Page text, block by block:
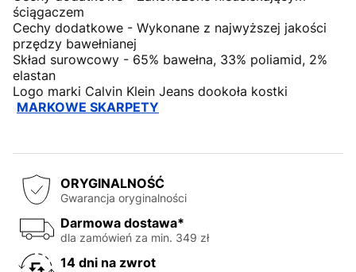
ściągaczem
Cechy dodatkowe - Wykonane z najwyższej jakości
przędzy bawełnianej
Skład surowcowy - 65% bawełna, 33% poliamid, 2%
elastan
Logo marki Calvin Klein Jeans dookoła kostki
MARKOWE SKARPETY
ORYGINALNOŚĆ
Gwarancja oryginalności
Darmowa dostawa*
dla zamówień za min. 349 zł
14 dni na zwrot